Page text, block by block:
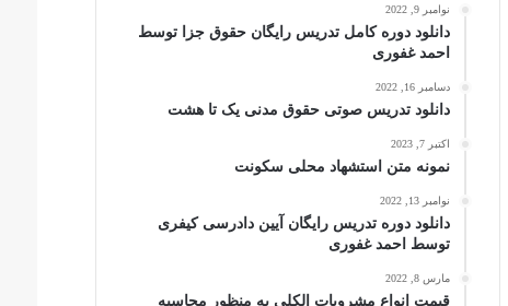
نوامبر 9, 2022
دانلود دوره کامل تدریس رایگان حقوق جزا توسط
احمد غفوری
دسامبر 16, 2022
دانلود تدریس صوتی حقوق مدنی یک تا هشت
اکتبر 7, 2023
نمونه متن استشهاد محلی سکونت
نوامبر 13, 2022
دانلود دوره تدریس رایگان آیین دادرسی کیفری
توسط احمد غفوری
مارس 8, 2022
قیمت انواع مشروبات الکلی به منظور محاسبه